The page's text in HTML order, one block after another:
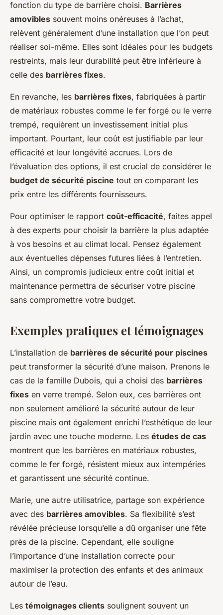
fonction du type de barrière choisi. Barrières
amovibles souvent moins onéreuses à l’achat,
relèvent généralement d’une installation que l’on peut
réaliser soi-même. Elles sont idéales pour les budgets
restreints, mais leur durabilité peut être inférieure à
celle des barrières fixes.
En revanche, les barrières fixes, fabriquées à partir
de matériaux robustes comme le fer forgé ou le verre
trempé, requièrent un investissement initial plus
important. Pourtant, leur coût est justifiable par leur
efficacité et leur longévité accrues. Lors de
l’évaluation des options, il est crucial de considérer le
budget de sécurité piscine tout en comparant les
prix entre les différents fournisseurs.
Pour optimiser le rapport coût-efficacité, faites appel
à des experts pour choisir la barrière la plus adaptée
à vos besoins et au climat local. Pensez également
aux éventuelles dépenses futures liées à l’entretien.
Ainsi, un compromis judicieux entre coût initial et
maintenance permettra de sécuriser votre piscine
sans compromettre votre budget.
Exemples pratiques et témoignages
L’installation de barrières de sécurité pour piscines
peut transformer la sécurité d’une maison. Prenons le
cas de la famille Dubois, qui a choisi des barrières
fixes en verre trempé. Selon eux, ces barrières ont
non seulement amélioré la sécurité autour de leur
piscine mais ont également enrichi l’esthétique de leur
jardin avec une touche moderne. Les études de cas
montrent que les barrières en matériaux robustes,
comme le fer forgé, résistent mieux aux intempéries
et garantissent une sécurité continue.
Marie, une autre utilisatrice, partage son expérience
avec des barrières amovibles. Sa flexibilité s’est
révélée précieuse lorsqu’elle a dû organiser une fête
près de la piscine. Cependant, elle souligne
l’importance d’une installation correcte pour
maximiser la protection des enfants et des animaux
autour de l’eau.
Les témoignages clients soulignent souvent un